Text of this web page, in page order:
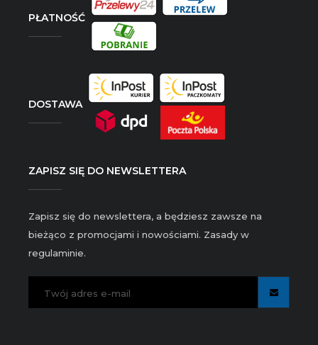
PŁATNOŚĆ
DOSTAWA
ZAPISZ SIĘ DO NEWSLETTERA
Zapisz się do newslettera, a będziesz zawsze na
bieżąco z promocjami i nowościami. Zasady w
regulaminie.